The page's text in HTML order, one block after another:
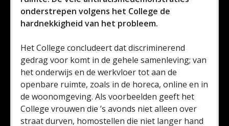
onderstrepen volgens het College de
hardnekkigheid van het probleem.
Het College concludeert dat discriminerend
gedrag voor komt in de gehele samenleving; van
het onderwijs en de werkvloer tot aan de
openbare ruimte, zoals in de horeca, online en in
de woonomgeving. Als voorbeelden geeft het
College vrouwen die ’s avonds niet alleen over
straat durven, homostellen die niet langer hand